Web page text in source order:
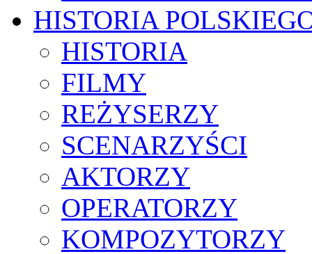
HISTORIA
HISTORIA
FILMY
REŻYSERZY
SCENARZYŚCI
AKTORZY
OPERATORZY
KOMPOZYTORZY